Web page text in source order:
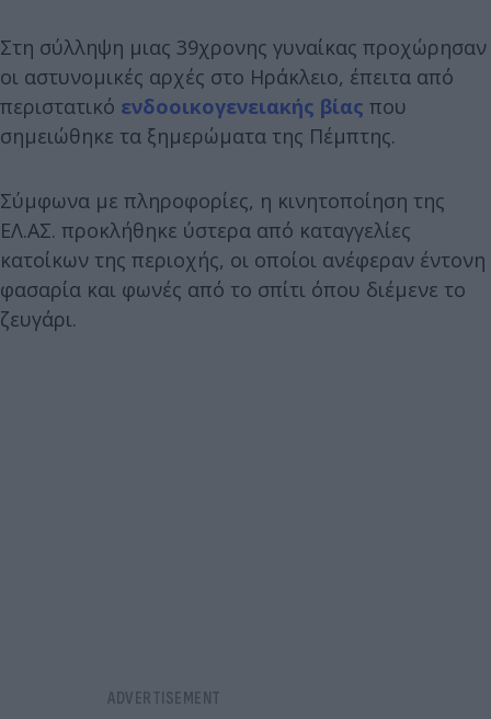
Στη σύλληψη μιας 39χρονης γυναίκας προχώρησαν
οι αστυνομικές αρχές στο Ηράκλειο, έπειτα από
περιστατικό ενδοοικογενειακής βίας που
σημειώθηκε τα ξημερώματα της Πέμπτης.
Σύμφωνα με πληροφορίες, η κινητοποίηση της
ΕΛ.ΑΣ. προκλήθηκε ύστερα από καταγγελίες
κατοίκων της περιοχής, οι οποίοι ανέφεραν έντονη
φασαρία και φωνές από το σπίτι όπου διέμενε το
ζευγάρι.